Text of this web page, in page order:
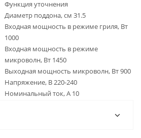
Функция уточнения
Диаметр поддона, см 31.5
Входная мощность в режиме гриля, Вт
1000
Входная мощность в режиме
микроволн, Вт 1450
Выходная мощность микроволн, Вт 900
Напряжение, В 220-240
Номинальный ток, А 10